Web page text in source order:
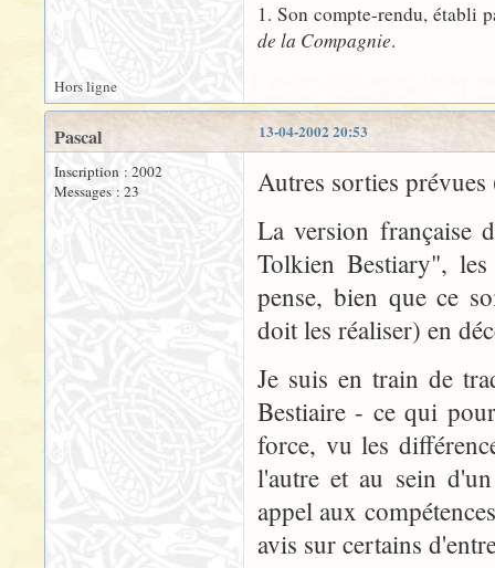
1. Son compte-rendu, établi
de la Compagnie.
Hors ligne
13-04-2002 20:53
Pascal
Inscription : 2002
Messages : 23
Autres sorties
La version française
Tolkien Bestiary",
pense, bien que ce
doit les réaliser) en
Je suis en train de
Bestiaire - ce qui
force, vu les
l'autre et au sein
appel aux
avis sur certains